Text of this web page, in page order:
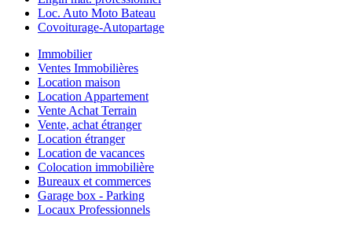
Loc. Auto Moto Bateau
Covoiturage-Autopartage
Immobilier
Ventes Immobilières
Location maison
Location Appartement
Vente Achat Terrain
Vente, achat étranger
Location étranger
Location de vacances
Colocation immobilière
Bureaux et commerces
Garage box - Parking
Locaux Professionnels